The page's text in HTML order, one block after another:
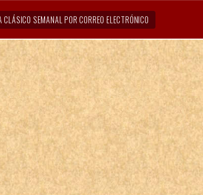
SEMANAL POR CORREO ELECTRÓNICO